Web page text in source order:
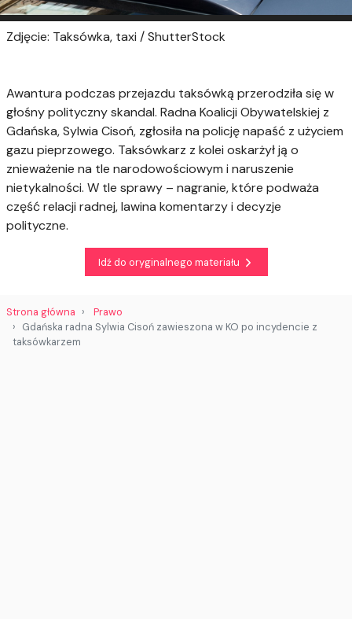
Zdjęcie: Taksówka, taxi / ShutterStock
Awantura podczas przejazdu taksówką przerodziła się w
głośny polityczny skandal. Radna Koalicji Obywatelskiej z
Gdańska, Sylwia Cisoń, zgłosiła na policję napaść z użyciem
gazu pieprzowego. Taksówkarz z kolei oskarżył ją o
znieważenie na tle narodowościowym i naruszenie
nietykalności. W tle sprawy – nagranie, które podważa
część relacji radnej, lawina komentarzy i decyzje
polityczne.
Idź do oryginalnego materiału
Strona główna
Prawo
Gdańska radna Sylwia Cisoń zawieszona w KO po incydencie z
taksówkarzem